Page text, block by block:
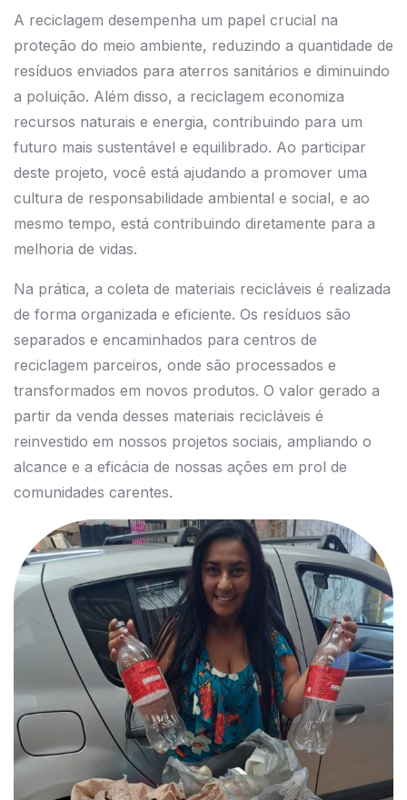
A reciclagem desempenha um papel crucial na
proteção do meio ambiente, reduzindo a quantidade de
resíduos enviados para aterros sanitários e diminuindo
a poluição. Além disso, a reciclagem economiza
recursos naturais e energia, contribuindo para um
futuro mais sustentável e equilibrado. Ao participar
deste projeto, você está ajudando a promover uma
cultura de responsabilidade ambiental e social, e ao
mesmo tempo, está contribuindo diretamente para a
melhoria de vidas.
Na prática, a coleta de materiais recicláveis é realizada
de forma organizada e eficiente. Os resíduos são
separados e encaminhados para centros de
reciclagem parceiros, onde são processados e
transformados em novos produtos. O valor gerado a
partir da venda desses materiais recicláveis é
reinvestido em nossos projetos sociais, ampliando o
alcance e a eficácia de nossas ações em prol de
comunidades carentes.